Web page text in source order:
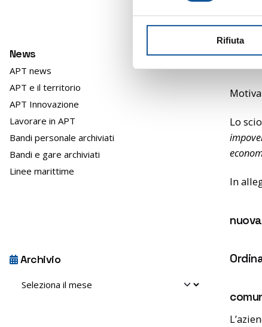
e
Rifiuta
News
APT news
APT e il territorio
APT Innovazione
Lavorare in APT
Bandi personale archiviati
Bandi e gare archiviati
Linee marittime
Archivio
Le
Lo
In